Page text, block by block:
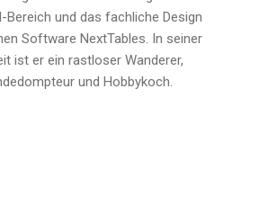
Bereich und das fachliche Design
Software NextTables. In seiner
ist er ein rastloser Wanderer,
und Hobbykoch.